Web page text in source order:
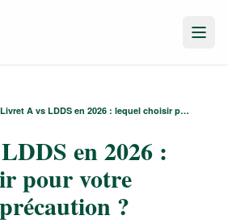
Livret A vs LDDS en 2026 : lequel choisir pour votre épargne de précaution ?
en 2026 :
pour votre
?